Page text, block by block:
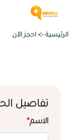
الرئيسية -> احجز الآن
تفاصيل
الاسم*